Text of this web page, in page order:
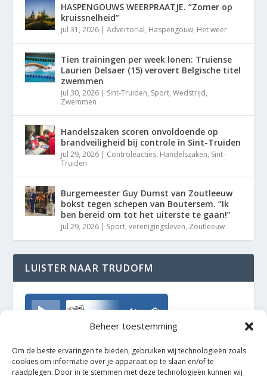
Beheer toestemming
Om de beste ervaringen te bieden, gebruiken wij technologieën zoals
cookies om informatie over je apparaat op te slaan en/of te
raadplegen. Door in te stemmen met deze technologieën kunnen wij
HASPENGOUWS WEERPRAATJE. “Zomer op
kruissnelheid”
jul 31, 2026 |Advertorial, Haspengouw, Het weer
Tien trainingen per week lonen: Truiense
Laurien Delsaer (15) verovert Belgische titel
zwemmen
jul 30, 2026 | Sint-Truiden, Sport,Wedstrijd,
Zwemmen
Handelszaken scoren onvoldoende op
brandveiligheid bij controle in Sint-Truiden
jul 29, 2026 | Controleacties, Handelszaken, Sint-
Truiden
Burgemeester Guy Dumst van Zoutleeuw
bokst tegen schepen van Boutersem. “Ik
ben bereid om tot het uiterste te gaan!”
jul 29, 2026 | Sport,verenigingsleven, Zoutleeuw
LUISTER NAAR TRUDOFM
TrudoFM